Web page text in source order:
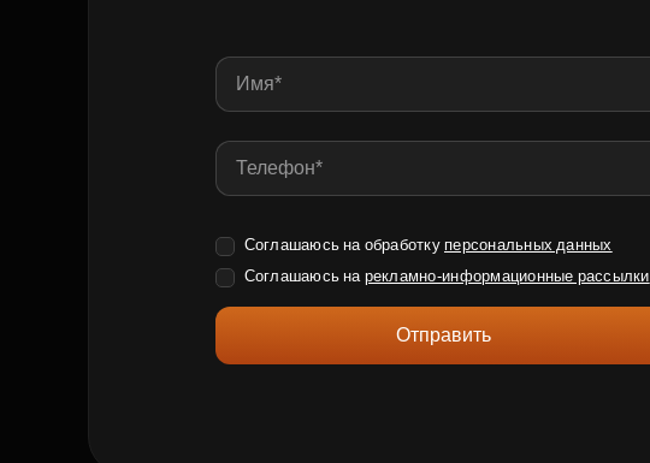
Соглашаюсь на обработку персональных данных
Соглашаюсь на рекламно-информационные рассылки
Отправить